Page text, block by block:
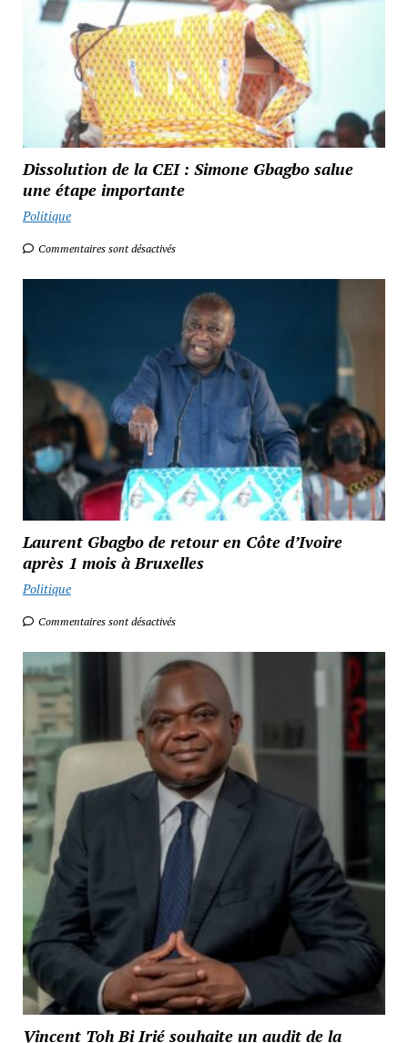
Dissolution de la CEI : Simone Gbagbo salue
une étape importante
Politique
Commentaires sont désactivés
Laurent Gbagbo de retour en Côte d’Ivoire
après 1 mois à Bruxelles
Politique
Commentaires sont désactivés
Vincent Toh Bi Irié souhaite un audit de la